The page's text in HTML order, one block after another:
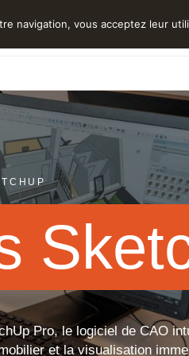
Nos autres services
Pro, le logiciel de CAO
et la visualisation
navigation, vous acceptez leur